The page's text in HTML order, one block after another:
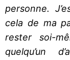
personne.
cela de ma
rester soi-
quelqu’un